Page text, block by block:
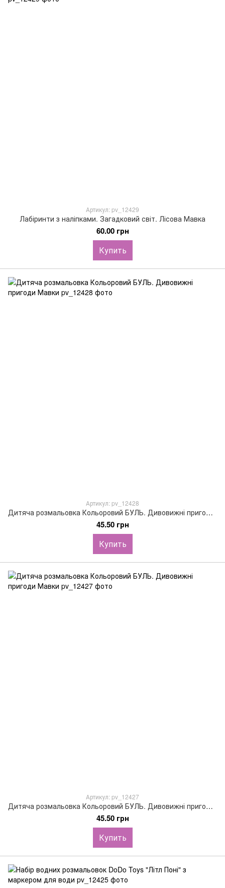
Артикул: pv_12429
Лабіринти з наліпками. Загадковий світ. Лісова Мавка
60.00 грн
Купить
Артикул: pv_12428
Дитяча розмальовка Кольоровий БУЛЬ. Дивовижні пригоди Мавки
45.50 грн
Купить
Артикул: pv_12427
Дитяча розмальовка Кольоровий БУЛЬ. Дивовижні пригоди Мавки
45.50 грн
Купить